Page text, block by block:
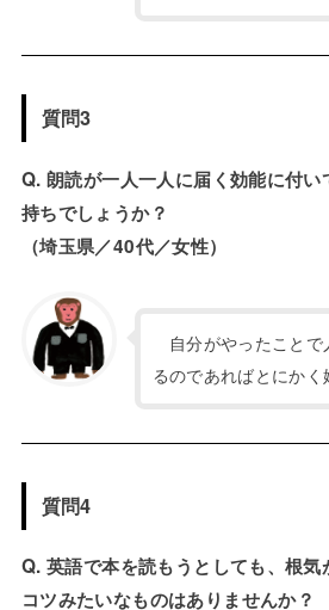
質問3
Q. 朗読が一人一人に届く効能に付
持ちでしょうか？
（埼玉県／40代／女性）
自分がやったことで
るのであればとにかく
質問4
Q. 英語で本を読もうとしても、根
コツみたいなものはありませんか？